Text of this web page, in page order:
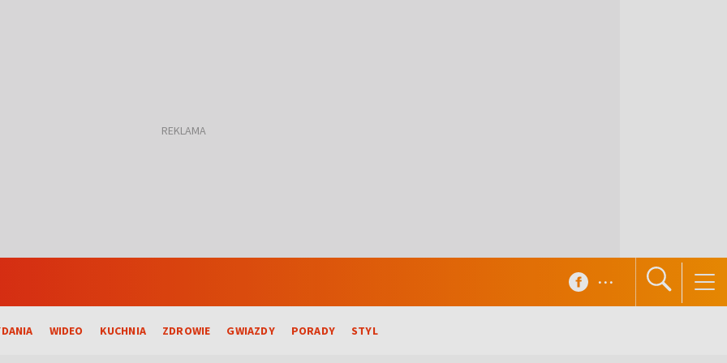
WIDEO KUCHNIA ZDROWIE GWIAZDY PORADY STYL
...